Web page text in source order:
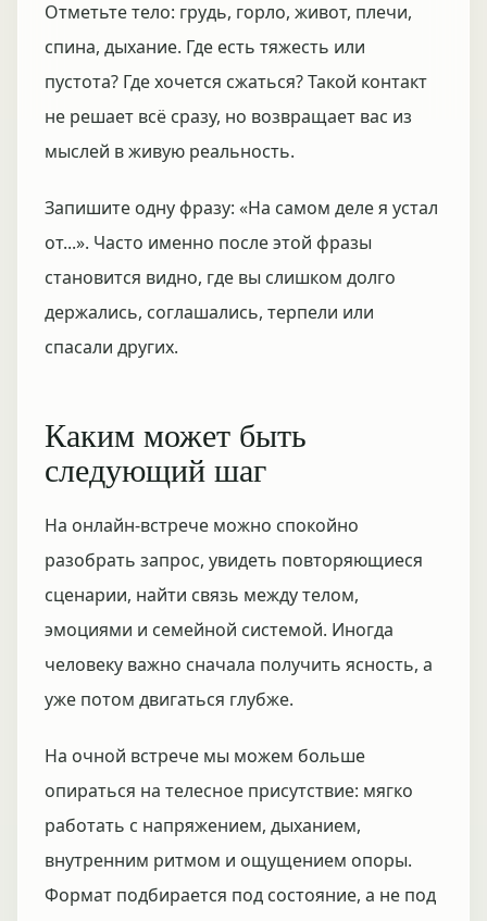
Отметьте тело: грудь, горло, живот, плечи,
спина, дыхание. Где есть тяжесть или
пустота? Где хочется сжаться? Такой контакт
не решает всё сразу, но возвращает вас из
мыслей в живую реальность.
Запишите одну фразу: «На самом деле я устал
от...». Часто именно после этой фразы
становится видно, где вы слишком долго
держались, соглашались, терпели или
спасали других.
Каким может быть
следующий шаг
На онлайн-встрече можно спокойно
разобрать запрос, увидеть повторяющиеся
сценарии, найти связь между телом,
эмоциями и семейной системой. Иногда
человеку важно сначала получить ясность, а
уже потом двигаться глубже.
На очной встрече мы можем больше
опираться на телесное присутствие: мягко
работать с напряжением, дыханием,
внутренним ритмом и ощущением опоры.
Формат подбирается под состояние, а не под